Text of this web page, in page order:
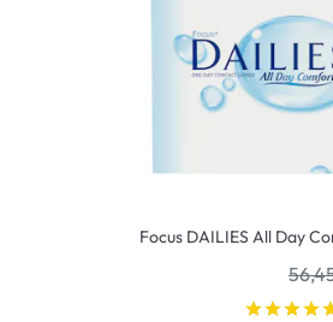
Focus DAILIES All Day